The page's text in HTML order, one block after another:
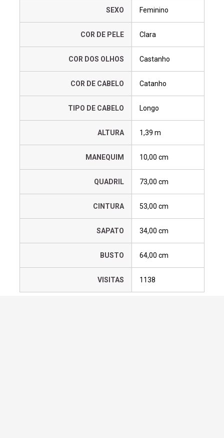
SEXO Feminino
COR DE PELE Clara
COR DOS OLHOS Castanho
COR DE CABELO Catanho
TIPO DE CABELO Longo
ALTURA 1,39 m
MANEQUIM 10,00 cm
QUADRIL 73,00 cm
CINTURA 53,00 cm
SAPATO 34,00 cm
BUSTO 64,00 cm
VISITAS 1138